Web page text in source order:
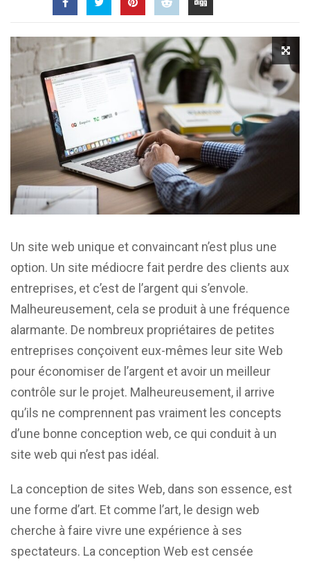
Un site web unique et convaincant n’est plus une
option. Un site médiocre fait perdre des clients aux
entreprises, et c’est de l’argent qui s’envole.
Malheureusement, cela se produit à une fréquence
alarmante. De nombreux propriétaires de petites
entreprises conçoivent eux-mêmes leur site Web
pour économiser de l’argent et avoir un meilleur
contrôle sur le projet. Malheureusement, il arrive
qu’ils ne comprennent pas vraiment les concepts
d’une bonne conception web, ce qui conduit à un
site web qui n’est pas idéal.
La conception de sites Web, dans son essence, est
une forme d’art. Et comme l’art, le design web
cherche à faire vivre une expérience à ses
spectateurs. La conception Web est censée